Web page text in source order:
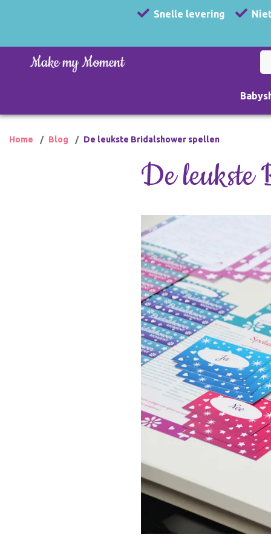
Snelle levering
Home Blog De leukste Bridalshower spellen
De leukste